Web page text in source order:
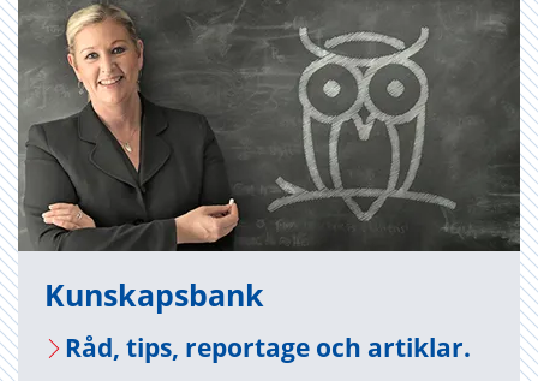
Kun­skaps­bank
Råd, tips, re­por­tage och ar­tik­lar.